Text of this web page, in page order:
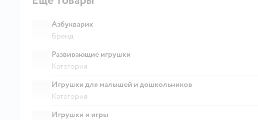
Азбукварик
Бренд
Развивающие игрушки
Категория
Игрушки для малышей и дошкольников
Категория
Игрушки и игры